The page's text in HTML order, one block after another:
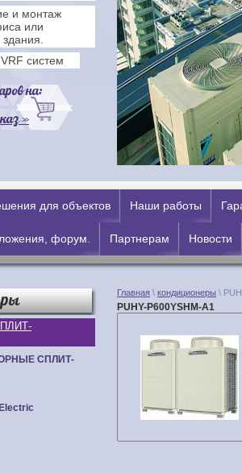
и монтаж
или
систем
на:
»
для объектов Наши работы
форум. Партнерам Новости
СПЛИТ-
Главная \ кондиционеры \
PUHY-P600YSHM-A1